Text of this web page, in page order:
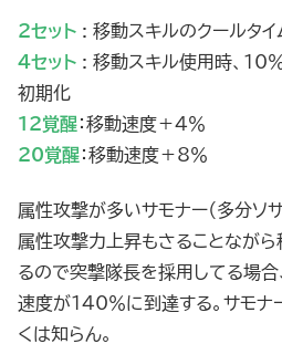
2セット : 移動スキルのクールタ
4セット : 移動スキル使用時、10
初期化
12覚醒：移動速度＋4％
20覚醒：移動速度＋8％
属性攻撃が多いサモナー（多分ソサ
属性攻撃力上昇もさることなが
るので突撃隊長を採用してる場
速度が140％に到達する。サモナ
くは知らん。